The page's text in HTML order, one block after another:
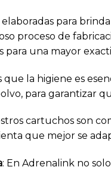
para
proceso de
para una mayor
que la higiene es
para garantizar
cartuchos son
que mejor se
: En Adrenalink no